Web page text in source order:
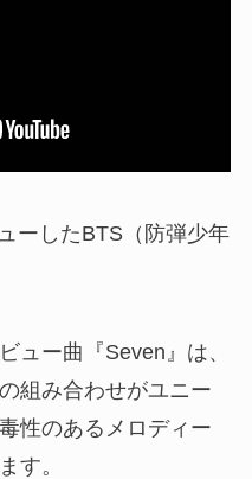
ーしたBTS（防弾少年
ュー曲『Seven』は、
組み合わせがユニー
性のあるメロディー
す。